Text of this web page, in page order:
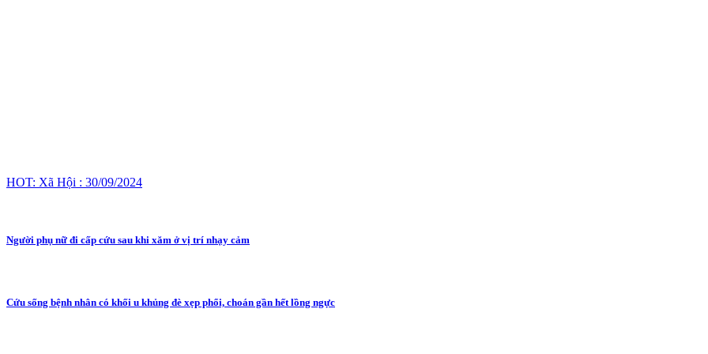
HOT: Xã Hội : 30/09/2024
Người phụ nữ đi cấp cứu sau khi xăm ở vị trí nhạy cảm
Cứu sống bệnh nhân có khối u khủng đè xẹp phổi, choán gần hết lồng ngực